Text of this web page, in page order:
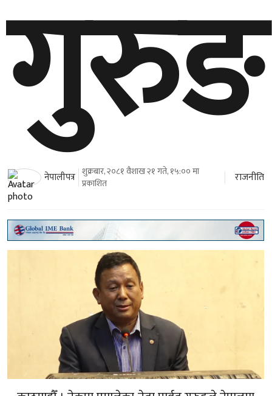
नेपालीपत्र
शुक्रबार, २०८१ वैशाख २१ गते, १५:०० मा
प्रकाशित
काठमाडौँ । नेकपा एमालेका नेता पार्वत गुरुङले नेपालमा
देश बलियो बनाउने भन्दा व्यक्ति बलियो हुने परिपाटी
विकसित भइरहेको बताएका छन् ।